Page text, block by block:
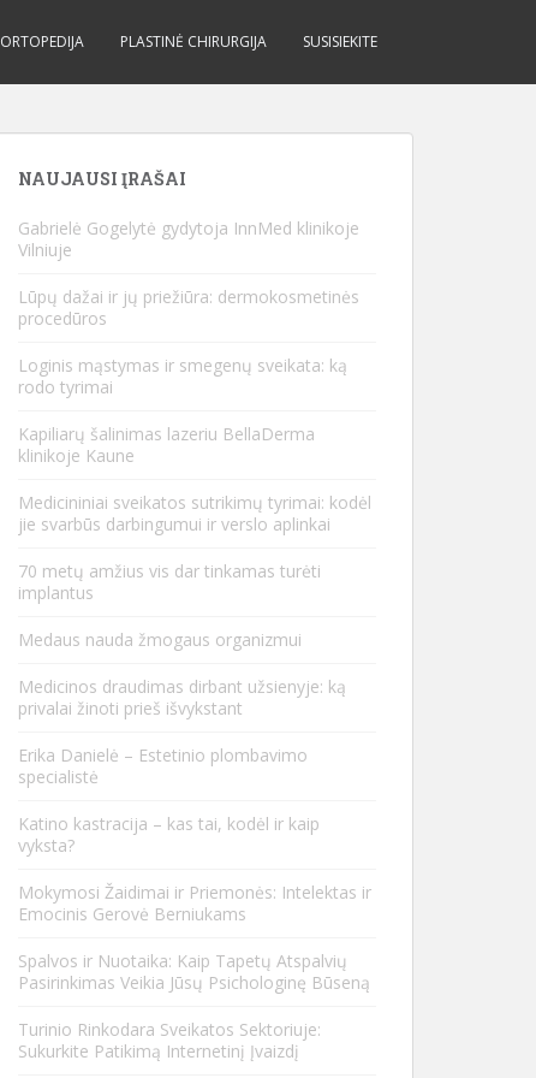
ORTOPEDIJA PLASTINĖ CHIRURGIJA SUSISIEKITE
NAUJAUSI ĮRAŠAI
Gabrielė Gogelytė gydytoja InnMed klinikoje
Vilniuje
Lūpų dažai ir jų priežiūra: dermokosmetinės
procedūros
Loginis mąstymas ir smegenų sveikata: ką
rodo tyrimai
Kapiliarų šalinimas lazeriu BellaDerma
klinikoje Kaune
Medicininiai sveikatos sutrikimų tyrimai: kodėl
jie svarbūs darbingumui ir verslo aplinkai
70 metų amžius vis dar tinkamas turėti
implantus
Medaus nauda žmogaus organizmui
Medicinos draudimas dirbant užsienyje: ką
privalai žinoti prieš išvykstant
Erika Danielė – Estetinio plombavimo
specialistė
Katino kastracija – kas tai, kodėl ir kaip
vyksta?
Mokymosi Žaidimai ir Priemonės: Intelektas ir
Emocinis Gerovė Berniukams
Spalvos ir Nuotaika: Kaip Tapetų Atspalvių
Pasirinkimas Veikia Jūsų Psichologinę Būseną
Turinio Rinkodara Sveikatos Sektoriuje:
Sukurkite Patikimą Internetinį Įvaizdį